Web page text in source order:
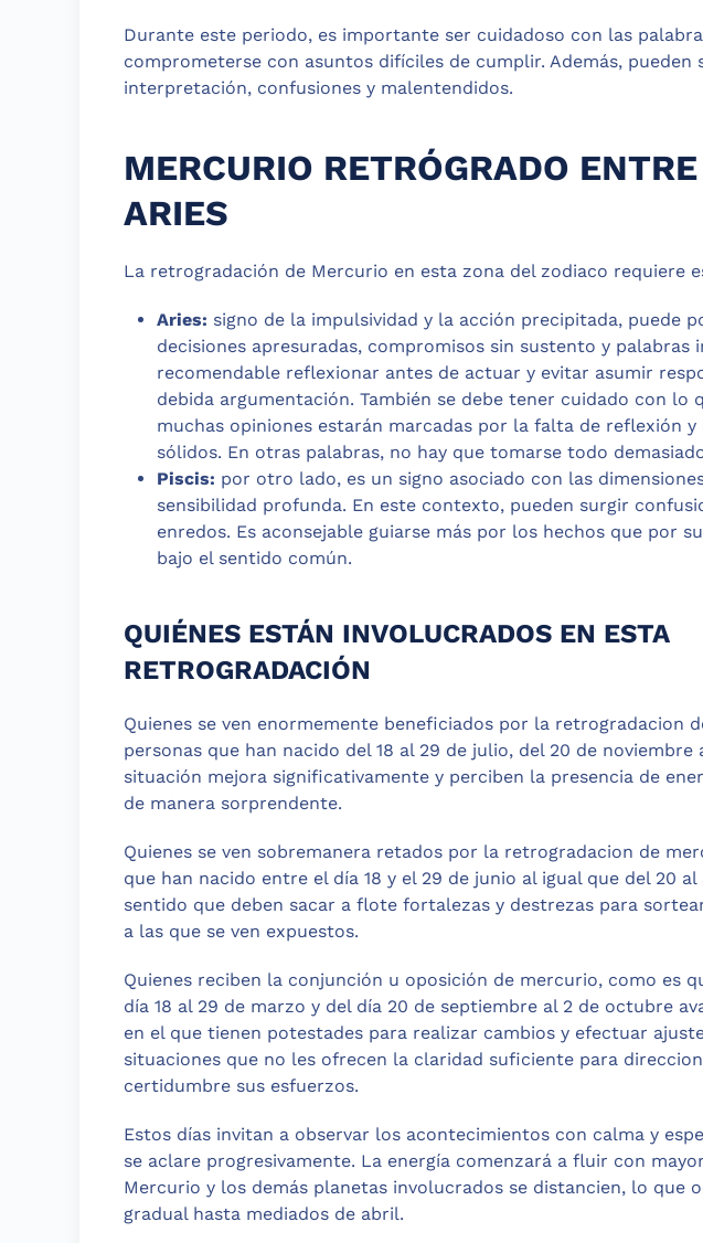
Durante este periodo, es importante ser cuidadoso con las
comprometerse con asuntos difíciles de cumplir. Además, pueden
interpretación, confusiones y malentendidos.
MERCURIO RETRÓGRADO
ARIES
La retrogradación de Mercurio en esta zona del zodiaco requiere
Aries: signo de la impulsividad y la acción precipitada, puede
decisiones apresuradas, compromisos sin sustento y palabras
recomendable reflexionar antes de actuar y evitar asumir
debida argumentación. También se debe tener cuidado con lo
muchas opiniones estarán marcadas por la falta de reflexión
sólidos. En otras palabras, no hay que tomarse todo
Piscis: por otro lado, es un signo asociado con las
sensibilidad profunda. En este contexto, pueden surgir
enredos. Es aconsejable guiarse más por los hechos que por
bajo el sentido común.
QUIÉNES ESTÁN INVOLUCRADOS EN ESTA
RETROGRADACIÓN
Quienes se ven enormemente beneficiados por la retrogradacion
personas que han nacido del 18 al 29 de julio, del 20 de noviembre
situación mejora significativamente y perciben la presencia de
de manera sorprendente.
Quienes se ven sobremanera retados por la retrogradacion de
que han nacido entre el día 18 y el 29 de junio al igual que del 20 al
sentido que deben sacar a flote fortalezas y destrezas para
a las que se ven expuestos.
Quienes reciben la conjunción u oposición de mercurio, como es
día 18 al 29 de marzo y del día 20 de septiembre al 2 de octubre
en el que tienen potestades para realizar cambios y efectuar
situaciones que no les ofrecen la claridad suficiente para
certidumbre sus esfuerzos.
Estos días invitan a observar los acontecimientos con calma y
se aclare progresivamente. La energía comenzará a fluir con
Mercurio y los demás planetas involucrados se distancien, lo que
gradual hasta mediados de abril.